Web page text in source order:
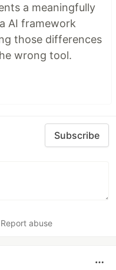
a meaningfully
AI framework
those differences
wrong tool.
Subscribe
Report abuse